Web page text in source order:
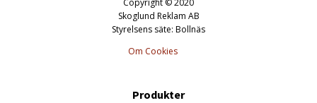
Copyright © 2020
Skoglund Reklam AB
Styrelsens säte: Bollnäs
Om Cookies
Produkter